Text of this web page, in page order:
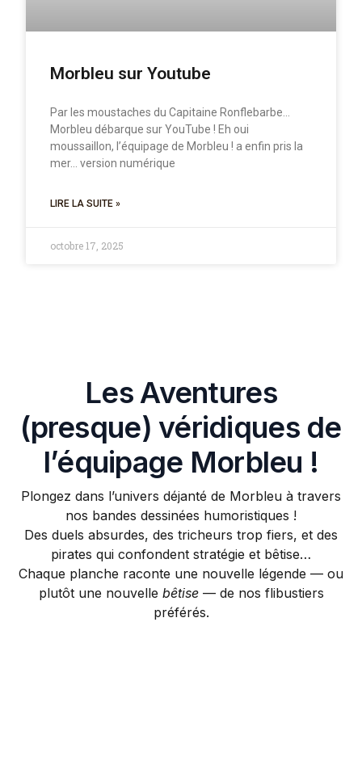
Morbleu sur Youtube
Par les moustaches du Capitaine Ronflebarbe…
Morbleu débarque sur YouTube ! Eh oui
moussaillon, l’équipage de Morbleu ! a enfin pris la
mer… version numérique
LIRE LA SUITE »
octobre 17, 2025
Les Aventures
(presque) véridiques de
l’équipage Morbleu !
Plongez dans l’univers déjanté de Morbleu à travers
nos bandes dessinées humoristiques !
Des duels absurdes, des tricheurs trop fiers, et des
pirates qui confondent stratégie et bêtise…
Chaque planche raconte une nouvelle légende — ou
plutôt une nouvelle bêtise— de nos flibustiers
préférés.